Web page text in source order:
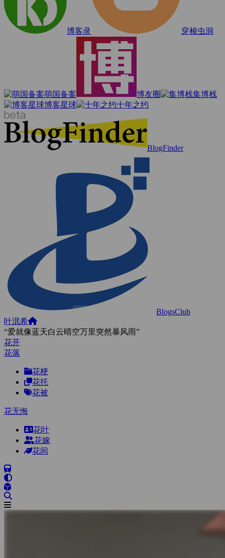
博客录 穿梭虫洞
萌国备案 博友圈
集博栈
博客星球
十年之约
BlogFinder
BlogsClub
叶泯希
“爱就像蓝天白云晴空万里突然暴风雨”
花开
花落
花梗
花托
花被
花无悔
花叶
花嫁
花间